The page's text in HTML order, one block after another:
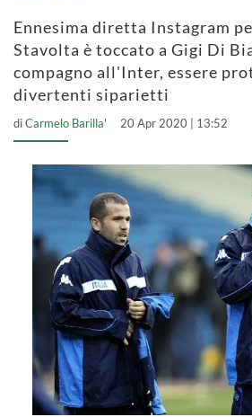
Ennesima diretta Instagram
Stavolta è toccato a Gigi Di
compagno all'Inter, essere
divertenti siparietti
diCarmelo Barilla' 20 Apr 2020 | 13:52